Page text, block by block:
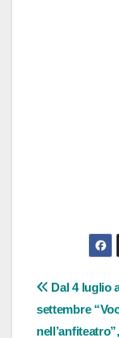
articoli
Dal 4 luglio
settembre